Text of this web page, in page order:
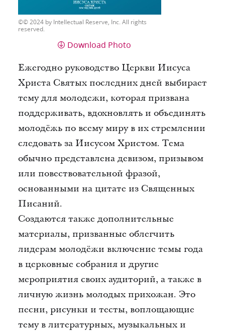
© 2024 by Intellectual Reserve, Inc. All rights
reserved.
Download Photo
Ежегодно руководство Церкви Иисуса
Христа Святых последних дней выбирает
тему для молодежи, которая призвана
поддерживать, вдохновлять и объединять
молодёжь по всему миру в их стремлении
следовать за Иисусом Христом. Тема
обычно представлена девизом, призывом
или повествовательной фразой,
основанными на цитате из Священных
Писаний.
Создаются также дополнительные
материалы, призванные облегчить
лидерам молодёжи включение темы года
в церковные собрания и другие
мероприятия своих аудиторий, а также в
личную жизнь молодых прихожан. Это
песни, рисунки и тесты, воплощающие
тему в литературных, музыкальных и